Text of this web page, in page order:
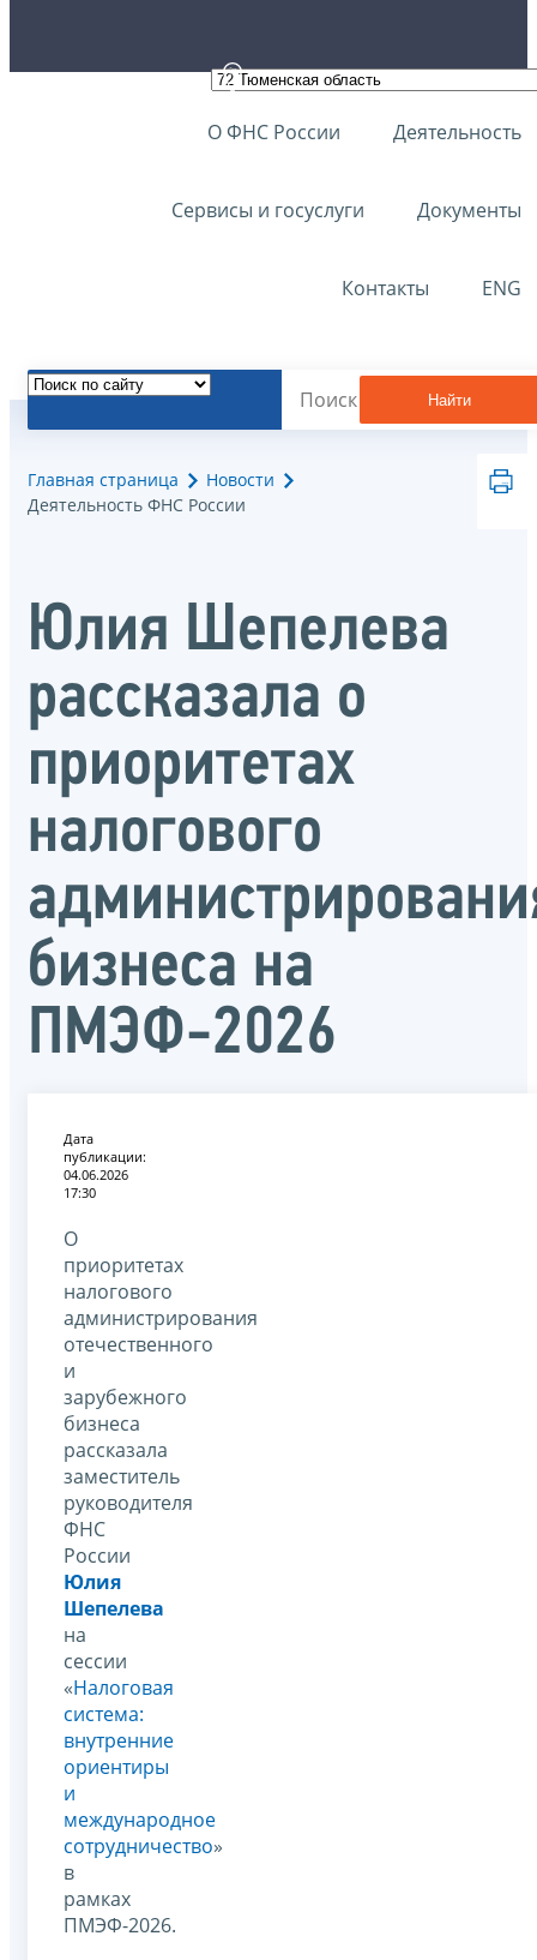
О ФНС России Деятельность
Сервисы и госуслуги Документы
Контакты ENG
Найти
Главная страница
Новости
Деятельность ФНС России
Юлия Шепелева
рассказала о
приоритетах
налогового
бизнеса на
ПМЭФ-2026
Дата
публикации:
04.06.2026
17:30
О
приоритетах
налогового
администрирования
отечественного
и
зарубежного
бизнеса
рассказала
заместитель
руководителя
ФНС
России
Юлия
Шепелева
на
сессии
«Налоговая
система:
внутренние
ориентиры
и
международное
сотрудничество»
в
рамках
ПМЭФ-2026.